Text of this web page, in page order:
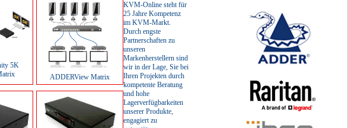
5K
ADDERView Matrix
KVM-Online steht für
25 Jahre Kompetenz
im KVM-Markt.
Durch engste
Partnerschaften zu
unseren
Markenherstellern sind
wir in der Lage, Sie bei
Ihren Projekten durch
kompetente Beratung
und hohe
Lagerverfügbarkeiten
unserer Produkte,
engagiert zu